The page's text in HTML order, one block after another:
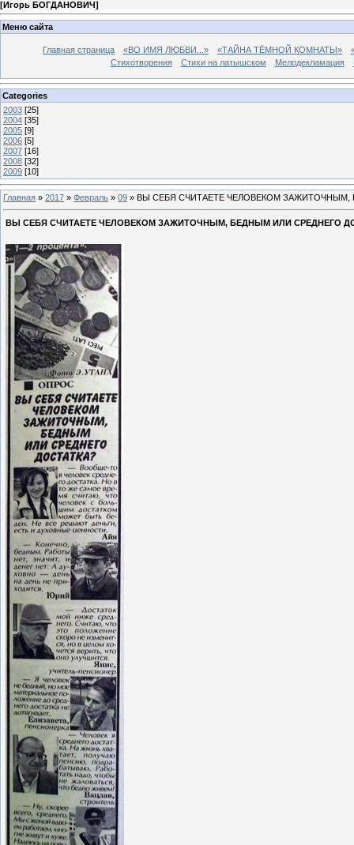
[Игорь БОГДАНОВИЧ]
Меню сайта
Главная страница «ВО ИМЯ ЛЮБВИ...» «ТАЙНА ТЁМНОЙ КОМНАТЫ»
Стихотворения
Стихи на латышском Мелодекламация
Categories
2003 [25]
2004 [35]
2005 [9]
2006 [5]
2007 [16]
2008 [32]
2009 [10]
Главная » 2017 » Февраль » 09 » ВЫ СЕБЯ СЧИТАЕТЕ ЧЕЛОВЕКОМ ЗАЖИТОЧНЫМ,
ВЫ СЕБЯ СЧИТАЕТЕ ЧЕЛОВЕКОМ ЗАЖИТОЧНЫМ, БЕДНЫМ ИЛИ СРЕДНЕГО